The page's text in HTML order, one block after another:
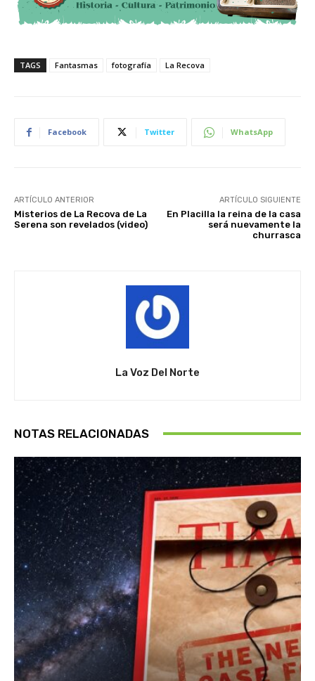
TAGS Fantasmas fotografía La Recova
Facebook Twitter WhatsApp
ARTÍCULO ANTERIOR
Misterios de La Recova de La
Serena son revelados (video)
ARTÍCULO SIGUIENTE
En Placilla la reina de la casa
será nuevamente la
churrasca
La Voz Del Norte
NOTAS RELACIONADAS